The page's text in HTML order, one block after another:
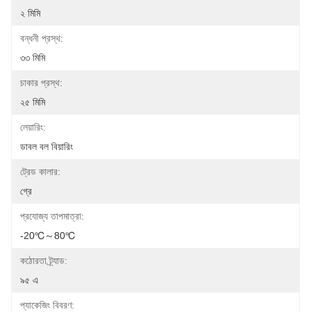
২ মিমি
বন্ধনী প্রস্থ:
৩৩ মিমি
চাকার প্রস্থ:
২৫ মিমি
লেয়ারিং:
ডাবল বল বিয়ারিং
ট্রেড কালার:
গ্রে
প্রযোজ্য তাপমাত্রা:
-20℃～80℃
কঠোরতা ট্র্যাড:
৯৫ এ
প্যাকেজিং বিবরণ: